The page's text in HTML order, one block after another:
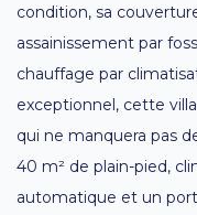
condition, sa
assainissement par
chauffage par
exceptionnel, cette
qui ne manquera pas
40 m² de plain-pied,
automatique et un